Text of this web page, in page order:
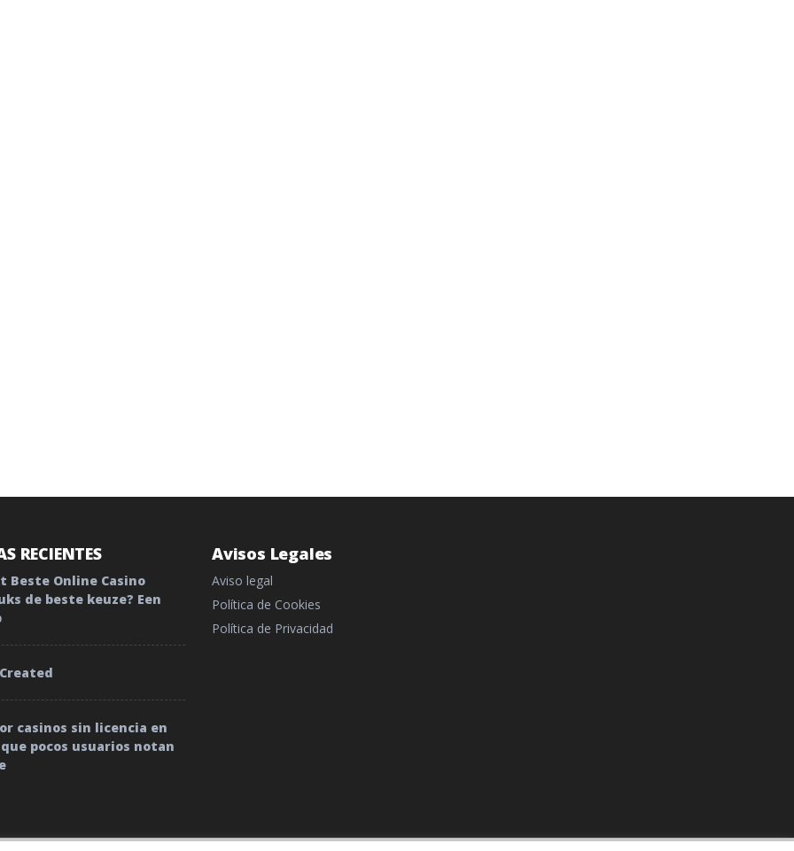
RECIENTES
Beste Online Casino
de beste keuze? Een
casinos sin licencia en
que pocos usuarios notan
Avisos Legales
Aviso legal
Política de Cookies
Política de Privacidad